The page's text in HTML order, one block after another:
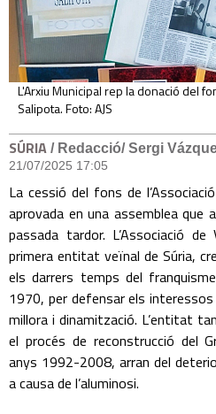
L'Arxiu Municipal rep la donació del
Salipota. Foto: AJS
SÚRIA / Redacció/ Sergi
21/07/2025 17:05
La cessió del fons de
aprovada en una assemblea
passada tardor. L’Associació
primera entitat veïnal de Súria,
els darrers temps del
1970, per defensar els
millora i dinamització. L’entitat
el procés de reconstrucció del
anys 1992-2008, arran del
a causa de l’aluminosi.